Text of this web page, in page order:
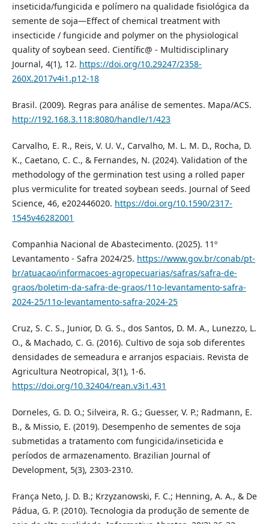
inseticida/fungicida e polímero na qualidade fisiológica da
semente de soja—Effect of chemical treatment with
insecticide / fungicide and polymer on the physiological
quality of soybean seed. Científic@ - Multidisciplinary
Journal, 4(1), 12. https://doi.org/10.29247/2358-
260X.2017v4i1.p12-18
Brasil. (2009). Regras para análise de sementes. Mapa/ACS.
http://192.168.3.118:8080/handle/1/423
Carvalho, E. R., Reis, V. U. V., Carvalho, M. L. M. D., Rocha, D.
K., Caetano, C. C., & Fernandes, N. (2024). Validation of the
methodology of the germination test using a rolled paper
plus vermiculite for treated soybean seeds. Journal of Seed
Science, 46, e202446020. https://doi.org/10.1590/2317-
1545v46282001
Companhia Nacional de Abastecimento. (2025). 11º
Levantamento - Safra 2024/25. https://www.gov.br/conab/pt-
br/atuacao/informacoes-agropecuarias/safras/safra-de-
graos/boletim-da-safra-de-graos/11o-levantamento-safra-
2024-25/11o-levantamento-safra-2024-25
Cruz, S. C. S., Junior, D. G. S., dos Santos, D. M. A., Lunezzo, L.
O., & Machado, C. G. (2016). Cultivo de soja sob diferentes
densidades de semeadura e arranjos espaciais. Revista de
Agricultura Neotropical, 3(1), 1-6.
https://doi.org/10.32404/rean.v3i1.431
Dorneles, G. D. O.; Silveira, R. G.; Guesser, V. P.; Radmann, E.
B., & Missio, E. (2019). Desempenho de sementes de soja
submetidas a tratamento com fungicida/inseticida e
períodos de armazenamento. Brazilian Journal of
Development, 5(3), 2303-2310.
França Neto, J. D. B.; Krzyzanowski, F. C.; Henning, A. A., & De
Pádua, G. P. (2010). Tecnologia da produção de semente de